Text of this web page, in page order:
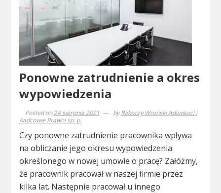
Ponowne zatrudnienie a okres
wypowiedzenia
Posted on24 sierpnia 2021 byRakoczy Wroński Adwokaci i
Radcowie Prawni sp. p.
Czy ponowne zatrudnienie pracownika wpływa
na obliczanie jego okresu wypowiedzenia
określonego w nowej umowie o pracę? Załóżmy,
że pracownik pracował w naszej firmie przez
kilka lat. Następnie pracował u innego